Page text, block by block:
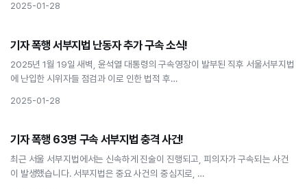
2025-01-28
기자 폭행 서부지법 난동자 추가 구속 소식!
사회
기자 폭행 서부지법 난동자 추가 구속 소식!
2025년 1월 19일 새벽, 윤석열 대통령의 구속영장이 발부된 직후 서울서부지법
에 난입한 시위자들 점검과 이로 인한 법적 후…
2025-01-28
기자 폭행 63명 구속 서부지법 충격 사건!
사회
기자 폭행 63명 구속 서부지법 충격 사건!
최근 서울 서부지법에서는 신속하게 진술이 진행되고, 피의자가 구속되는 사건
이 발생했습니다. 서부지법은 중요 사건의 중심지로, …